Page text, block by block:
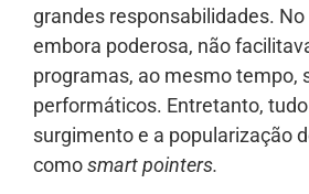
grandes responsabilidades. No
embora poderosa, não
programas, ao mesmo tempo,
performáticos. Entretanto,
surgimento e a popularização
comosmart pointers.